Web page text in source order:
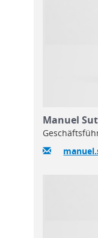
Manuel